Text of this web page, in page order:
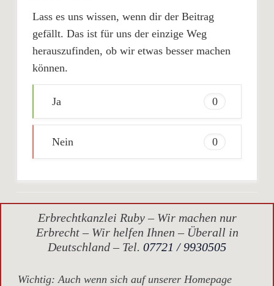
Lass es uns wissen, wenn dir der Beitrag
gefällt. Das ist für uns der einzige Weg
herauszufinden, ob wir etwas besser machen
können.
Ja 0
Nein 0
Erbrechtkanzlei Ruby – Wir machen nur
Erbrecht – Wir helfen Ihnen – Überall in
Deutschland – Tel. 07721 / 9930505
Wichtig: Auch wenn sich auf unserer Homepage